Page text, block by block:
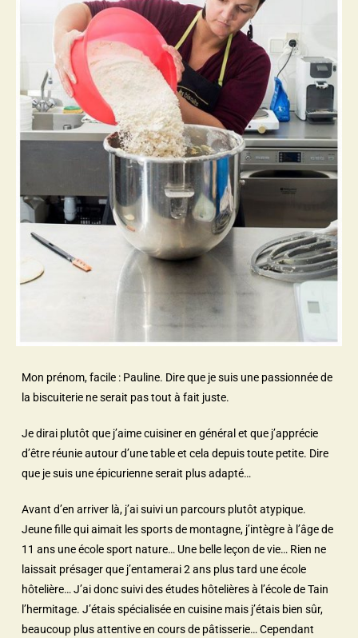
Mon prénom, facile : Pauline. Dire que je suis une passionnée de
la biscuiterie ne serait pas tout à fait juste.
Je dirai plutôt que j’aime cuisiner en général et que j’apprécie
d’être réunie autour d’une table et cela depuis toute petite. Dire
que je suis une épicurienne serait plus adapté…
Avant d’en arriver là, j’ai suivi un parcours plutôt atypique.
Jeune fille qui aimait les sports de montagne, j’intègre à l’âge de
11 ans une école sport nature… Une belle leçon de vie… Rien ne
laissait présager que j’entamerai 2 ans plus tard une école
hôtelière… J’ai donc suivi des études hôtelières à l’école de Tain
l’hermitage. J’étais spécialisée en cuisine mais j’étais bien sûr,
beaucoup plus attentive en cours de pâtisserie… Cependant